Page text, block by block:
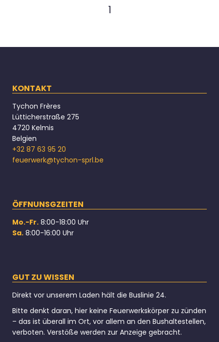
1
KONTAKT
Tychon Frères
Lütticherstraße 275
4720 Kelmis
Belgien
+32 87 63 95 20
feuerwerk@tychon-sprl.be
ÖFFNUNSGZEITEN
Mo.-Fr. 8:00-18:00 Uhr
Sa. 8:00-16:00 Uhr
GUT ZU WISSEN
Direkt vor unserem Laden hält die Buslinie 24.
Bitte denkt daran, hier keine Feuerwerkskörper zu zünden
– das ist überall im Ort, vor allem an den Bushaltestellen,
verboten. Verstöße werden zur Anzeige gebracht.